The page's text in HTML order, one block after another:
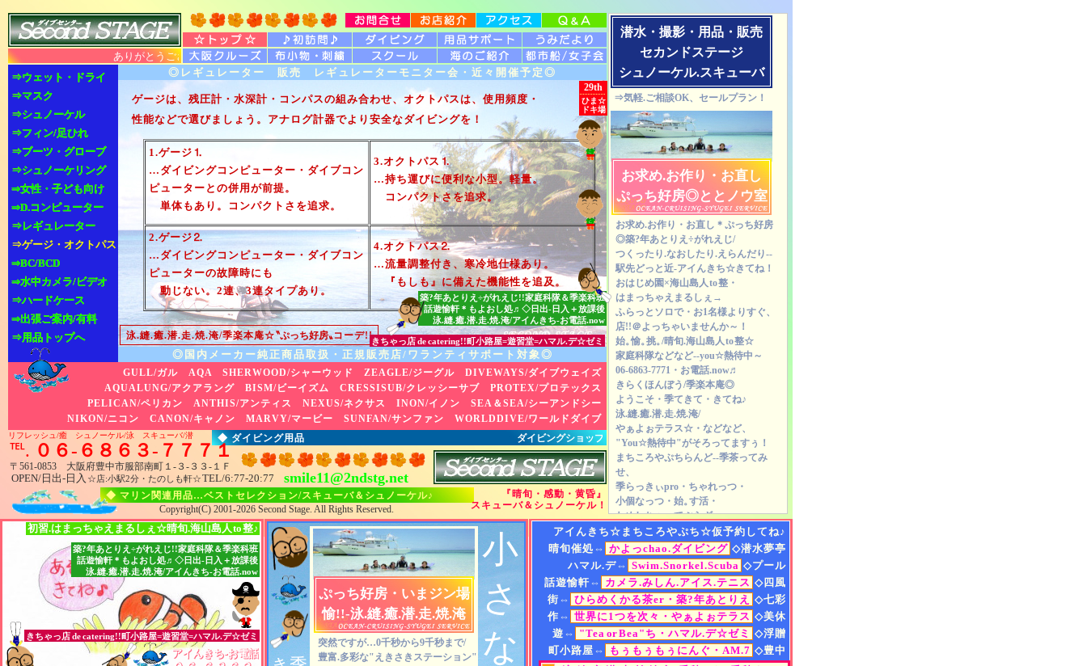
ありがとうございます 大阪 豊中 ダイビング スキューバ シュノーケル クルーザー セカンドステージ ダイビングスクール/スキューバ＆マリンショップ ダイビングツアー
リフレッシュ/癒 シュノーケル/泳 スキューバ/潜
Copyright(C) 2001-2026 Second Stage. All Rights Reserved.
29th
ひま☆
ドキ場
℡. ０６-６８６３-７７７１
〒561-0853 大阪府豊中市服部南町１-３-３３-１Ｆ
OPEN/日出-日入 ☆店:小駅2分・たのしも軒☆TEL/6:77-20:77 smile11@2ndstg.net
⇒ウェット・ドライ
⇒マスク
⇒シュノーケル
⇒フィン/足ひれ
⇒ブーツ・グローブ
⇒シュノーケリング
⇒女性・子ども向け
⇒D.コンピューター
⇒レギュレーター
⇒BC/BCD
⇒水中カメラ/ビデオ
⇒ハードケース
⇒出張ご案内/有料
⇒用品トップへ
⇒ウェット・ドライ
⇒マスク
⇒シュノーケル
⇒フィン/足ひれ
⇒ブーツ・グローブ
⇒シュノーケリング
⇒女性・子ども向け
⇒D.コンピューター
⇒レギュレーター
⇒ゲージ・オクトパス
⇒BC/BCD
⇒水中カメラ/ビデオ
⇒ハードケース
⇒出張ご案内/有料
⇒用品トップへ
◎レギュレーター 販売 レギュレーターモニター会・近々開催予定◎
ゲージは、残圧計・水深計・コンパスの組み合わせ、オクトパスは、使用頻度・
性能などで選びましょう。アナログ計器でより安全なダイビングを！
1.ゲージ⒈
…ダイビングコンピューター・ダイブコン
ピューターとの併用が前提。
単体もあり。コンパクトさを追求。
3.オクトパス⒈
…持ち運びに便利な小型。軽量。
コンパクトさを追求。
2.ゲージ⒉
…ダイビングコンピューター・ダイブコン
ピューターの故障時にも
動じない。2連、3連タイプあり。
4.オクトパス⒉
…流量調整付き、寒冷地仕様あり。
『もしも』に備えた機能性を追及。
泳.縫.癒.潜.走.焼.淹/季楽本庵☆〝ぷっち好房〟コーデ!!
◎国内メーカー純正商品取扱・正規販売店/ワランティサポート対象◎
GULL/ガル AQA SHERWOOD/シャーウッド ZEAGLE/ジーグル DIVEWAYS/ダイブウェイズ
AQUALUNG/アクアラング BISM/ビーイズム CRESSISUB/クレッシーサブ PROTEX/プロテックス
PELICAN/ペリカン ANTHIS/アンティス NEXUS/ネクサス INON/イノン SEA＆SEA/シーアンドシー
NIKON/ニコン CANON/キャノン MARVY/マービー SUNFAN/サンファン WORLDDIVE/ワールドダイブ
築?年あとりえ÷がれえじ!!家庭科隊＆季楽科班
話遊愉軒＊もよおし処♬◇日出-日入＋放課後
泳.縫.癒.潜.走.焼.淹/アイんきち-お電話.now
きちゃっ店decatering!!町小路屋=遊習堂=ハマル.デ☆ゼミ
『晴旬・感動・黄昏』
スキューバ＆シュノーケル！
ダイビングショップ セカンドステージ スキューバダイビングのお店 ダイビングツアー ダイビングスクール ダイビングライ
◆ ダイビング用品
◆ マリン関連用品…ベストセレクション/スキューバ＆シュノーケル♪
潜水・撮影・用品・販売
セカンドステージ
シュノーケル.スキューバ
⇒気軽.ご相談OK、セールプラン！
お求め.お作り・お直し
ぷっち好房◎ととノウ室
お求め.お作り・お直し＊ぷっち好房
◎築?年あとりえ÷がれえじ/
つくったり.なおしたり.えらんだり--
駅先どっと近-アイんきち☆きてね！
おはじめ園×海山島人to整・
はまっちゃえまるしぇ→
ふらっとソロで・お1名様よりすぐ、
店!!＠よっちゃいませんか～！
始。愉。挑。/晴旬.海山島人to整☆
家庭科隊などなど--you☆熱待中～
06-6863-7771・お電話.now♬
きらくほんぼう/季楽本庵◎
ようこそ・季てきて・きてね♪
泳.縫.癒.潜.走.焼.淹/
やぁよぉテラス☆・などなど、
"You☆熱待中"がそろってますぅ！
まちころやぷちらんど--季茶ってみ
せ、
季らっきぃpro・ちゃれっつ・
小個なっつ・始。す活・
ためしちゃってぷらざ・
すらすらすたでぃーmini・
ひらめくかる茶er・etc.♪
◆
forスキューバ＆スキン
春夏秋冬・ウェットスーツ/ご紹介
⇒通年.ウェットで、実績.特別仕様
◆forシュノーケル＆ドルフィン
軽量・ドライスーツ/ ご紹介
⇒年中・ウェット派、リゾート仕様
◆ 重器材
アクアラング製品/新製品プラン
初習.はまっちゃえまるしぇ☆晴旬.海山島人to整♪
築?年あとりえ÷がれえじ!!家庭科隊＆季楽科班
話遊愉軒＊もよおし処♬◇日出-日入＋放課後
泳.縫.癒.潜.走.焼.淹/アイんきち-お電話.now
きちゃっ店decatering!!町小路屋=遊習堂=ハマル.デ☆ゼミ
アイんきち-お電話.now♬
アイんきち-お電話.now♬
アイんきち-お電話.now♬
アイんきち☆まちころやぷち☆仮予約してね♪
晴旬催処⇔ かよっchao.ダイビング ◇潜水夢亭
ハマル.デ⇔ Swim.Snorkel.Scuba ◇プール
話遊愉軒⇔
カメラ.みしん.アイス.テニス ◇四風
街⇔ ひらめくかる茶er・築?年あとりえ ◇七彩
作⇔ 世界に1つを次々・やぁよぉテラス ◇美休
遊⇔
"Tea orBea"ち・ハマル.デ☆ゼミ ◇浮贈
町小路屋⇔
もぅもぅもぅにんぐ・AM.7 ◇豊中
ぷっち好房・いまジン場
愉!!-泳.縫.癒.潜.走.焼.淹
突然ですが…0千秒から9千秒まで/
豊富.多彩な"えきさきステーション"
小
さ
な